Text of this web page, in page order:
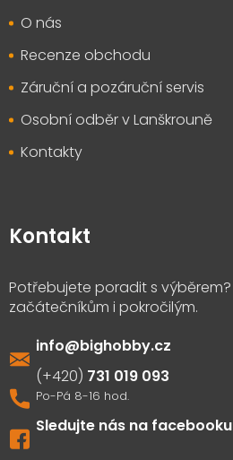
O nás
Recenze obchodu
Záruční a pozáruční servis
Osobní odběr v Lanškrouně
Kontakty
Kontakt
info@bighobby.cz
731 019 093
Sledujte nás na facebooku